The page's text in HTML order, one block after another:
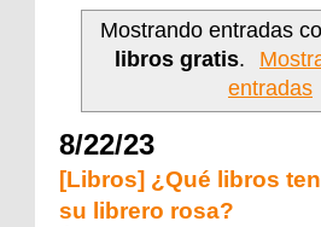
Mostrando entradas
libros gratis.
entradas
8/22/23
[Libros] ¿Qué libros
su librero rosa?